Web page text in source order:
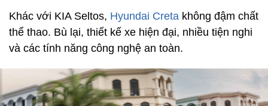
Khác với KIA Seltos, Hyundai Creta không đậm chất
thể thao. Bù lại, thiết kế xe hiện đại, nhiều tiện nghi
và các tính năng công nghệ an toàn.